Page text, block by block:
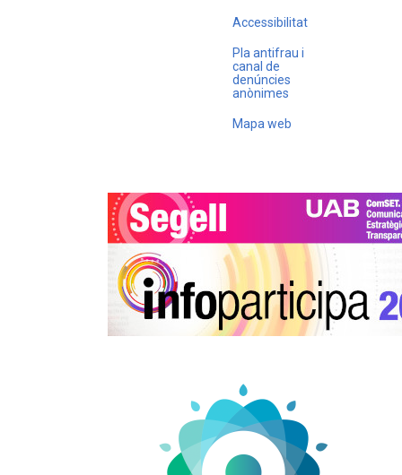
Accessibilitat
Pla antifrau i
canal de
denúncies
anònimes
Mapa web